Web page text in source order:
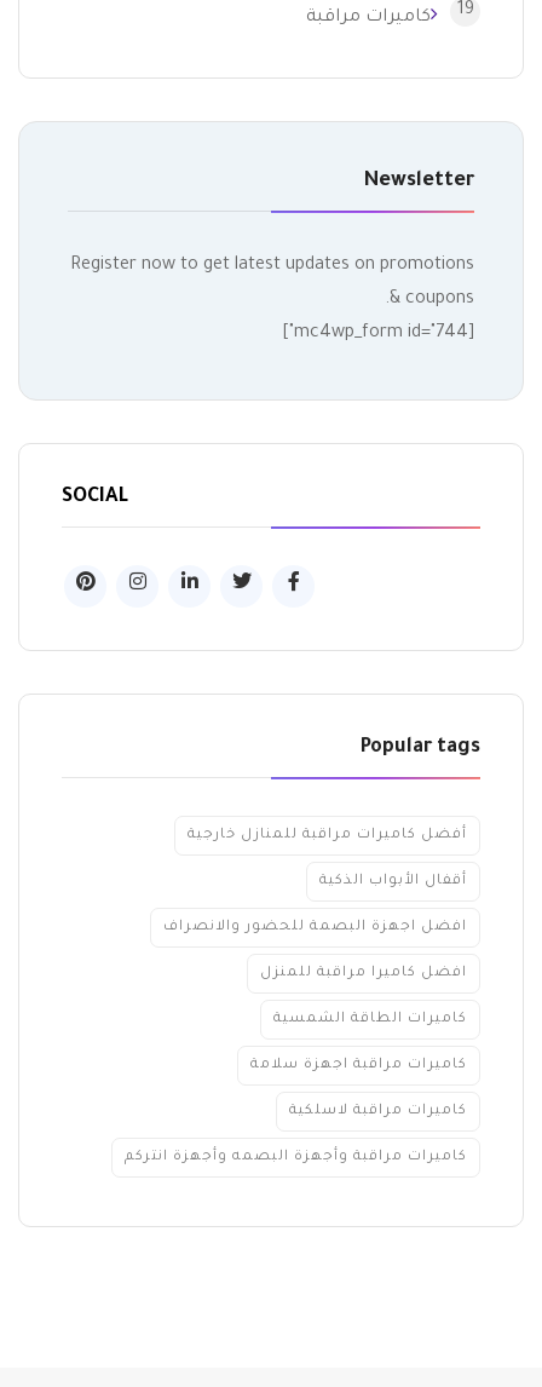
كاميرات مراقبة 19
Newsletter
Register now to get latest updates on promotions
& coupons.
[mc4wp_form id="744"]
SOCIAL
Popular tags
أفضل كاميرات مراقبة للمنازل خارجية
أقفال الأبواب الذكية
افضل اجهزة البصمة للحضور والانصراف
افضل كاميرا مراقبة للمنزل
كاميرات الطاقة الشمسية
كاميرات مراقبة اجهزة سلامة
كاميرات مراقبة لاسلكية
كاميرات مراقبة وأجهزة البصمه وأجهزة انتركم